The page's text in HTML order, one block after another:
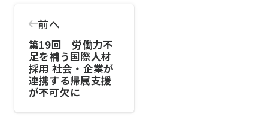
前へ
第19回 労働力不
足を補う国際人材
採用 社会・企業が
連携する帰属支援
が不可欠に